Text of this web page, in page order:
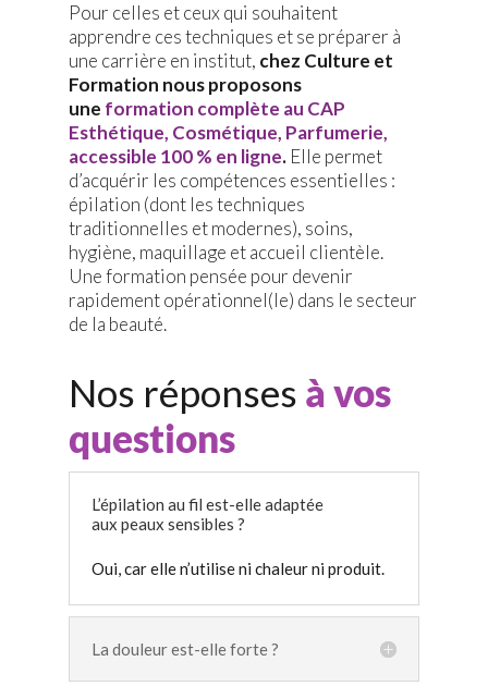
Pour celles et ceux qui souhaitent
apprendre ces techniques et se préparer à
une carrière en institut, chez Culture et
Formation nous proposons
une formation complète au CAP
Esthétique, Cosmétique, Parfumerie,
accessible 100 % en ligne.Elle permet
d’acquérir les compétences essentielles :
épilation (dont les techniques
traditionnelles et modernes), soins,
hygiène, maquillage et accueil clientèle.
Une formation pensée pour devenir
rapidement opérationnel(le) dans le secteur
de la beauté.
Nos réponses à vos
questions
L’épilation au fil est-elle adaptée
aux peaux sensibles ?
Oui, car elle n’utilise ni chaleur ni produit.
La douleur est-elle forte ?